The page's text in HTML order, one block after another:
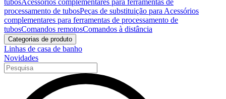
tubosAcessórios complementares para ferramentas de
processamento de tubosPeças de substituição para Acessórios
complementares para ferramentas de processamento de
tubosComandos remotosComandos à distância
Categorias de produto
Linhas de casa de banho
Novidades